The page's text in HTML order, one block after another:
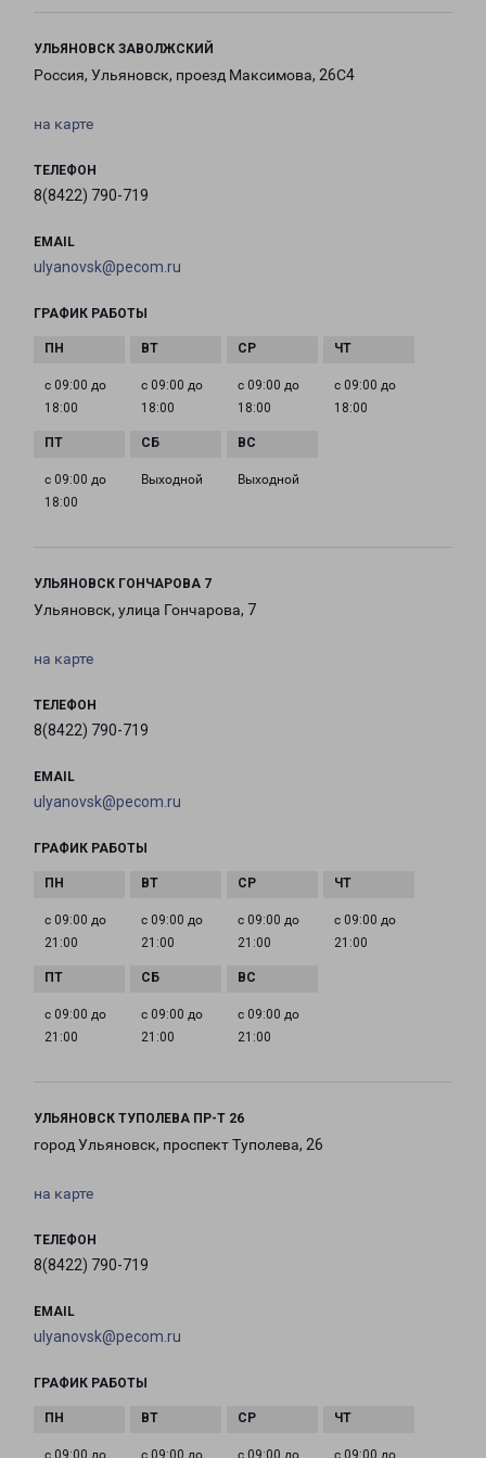
УЛЬЯНОВСК ЗАВОЛЖСКИЙ
Россия, Ульяновск, проезд Максимова, 26С4
на карте
ТЕЛЕФОН
8(8422) 790-719
EMAIL
ulyanovsk@pecom.ru
ГРАФИК РАБОТЫ
с 09:00 до
18:00
с 09:00 до
18:00
с 09:00 до
18:00
с 09:00 до
18:00
с 09:00 до
18:00
Выходной Выходной
УЛЬЯНОВСК ГОНЧАРОВА 7
Ульяновск, улица Гончарова, 7
на карте
ТЕЛЕФОН
8(8422) 790-719
EMAIL
ulyanovsk@pecom.ru
ГРАФИК РАБОТЫ
с 09:00 до
21:00
с 09:00 до
21:00
с 09:00 до
21:00
с 09:00 до
21:00
с 09:00 до
21:00
с 09:00 до
21:00
с 09:00 до
21:00
УЛЬЯНОВСК ТУПОЛЕВА ПР-Т 26
город Ульяновск, проспект Туполева, 26
на карте
ТЕЛЕФОН
8(8422) 790-719
EMAIL
ulyanovsk@pecom.ru
ГРАФИК РАБОТЫ